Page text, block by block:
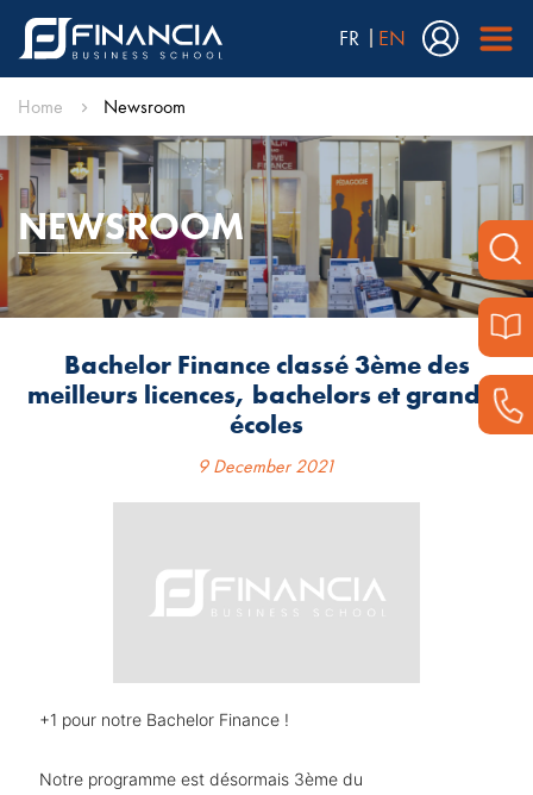
FR EN
Home Newsroom
NEWSROOM
Bachelor Finance classé 3ème des
meilleurs licences, bachelors et grandes
écoles
9 December 2021
+1 pour notre Bachelor Finance !
Notre programme est désormais 3ème du